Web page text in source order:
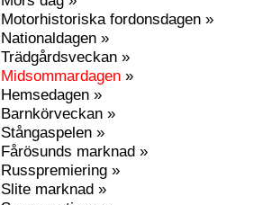
Motorhistoriska fordonsdagen »
Nationaldagen »
Trädgårdsveckan »
Midsommardagen »
Hemsedagen »
Barnkörveckan »
Stångaspelen »
Fårösunds marknad »
Russpremiering »
Slite marknad »